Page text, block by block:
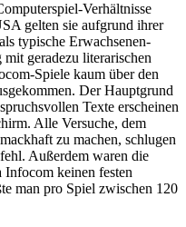
Verhältnisse
gelten sie aufgrund ihrer
typische Erwachsenen-
geradezu literarischen
Spiele kaum über den
Der Hauptgrund
Texte erscheinen
Alle Versuche, dem
zu machen, schlugen
Außerdem waren die
Infocom keinen festen
man pro Spiel zwischen 120